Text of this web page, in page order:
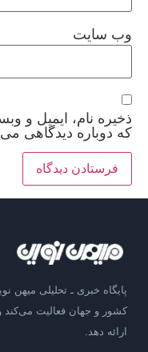
وب‌ سایت
ذخیره نام، ایمیل و
که دوباره دیدگاهی
پایگاه خبری ـ تحلیلی میهن
کشور و جهان فعالیت می‌کند
ارائه دهد.